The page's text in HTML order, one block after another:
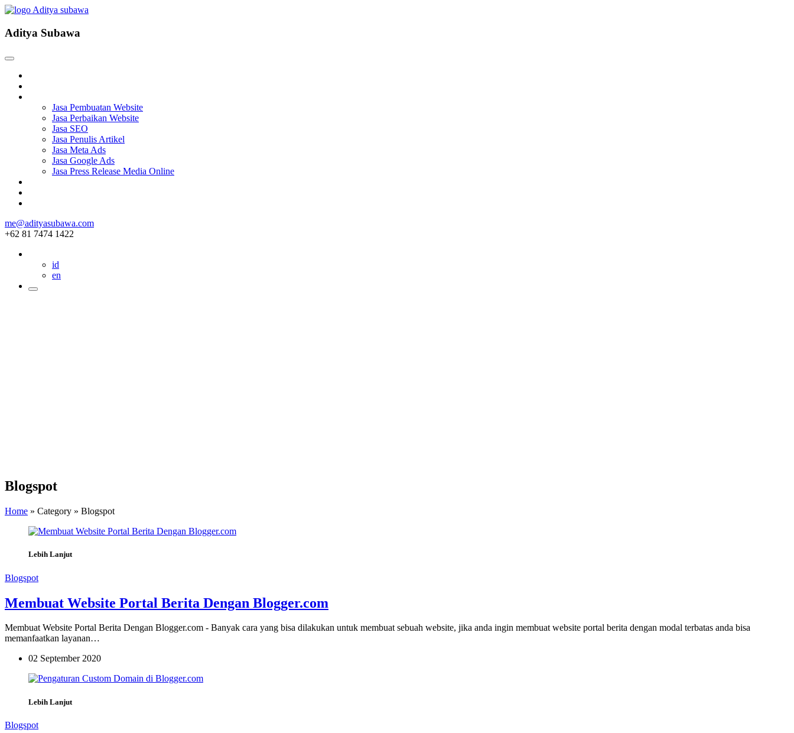
Aditya Subawa
Jasa Pembuatan Website
Jasa Perbaikan Website
Jasa SEO
Jasa Penulis Artikel
Jasa Meta Ads
Jasa Google Ads
Jasa Press Release Media Online
me@adityasubawa.com
+62 81 7474 1422
id
en
Blogspot
Home » Category » Blogspot
Lebih Lanjut
Blogspot
Membuat Website Portal Berita Dengan Blogger.com
Membuat Website Portal Berita Dengan Blogger.com - Banyak cara yang bisa dilakukan untuk membuat sebuah website, jika anda ingin membuat website portal berita dengan modal terbatas anda bisa
memanfaatkan layanan…
02 September 2020
Lebih Lanjut
Blogspot